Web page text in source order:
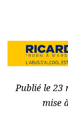
Publié le 23
mise